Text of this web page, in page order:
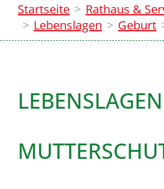
Startseite
Rathaus &
Lebenslagen
Geburt
LEBENSLAGEN